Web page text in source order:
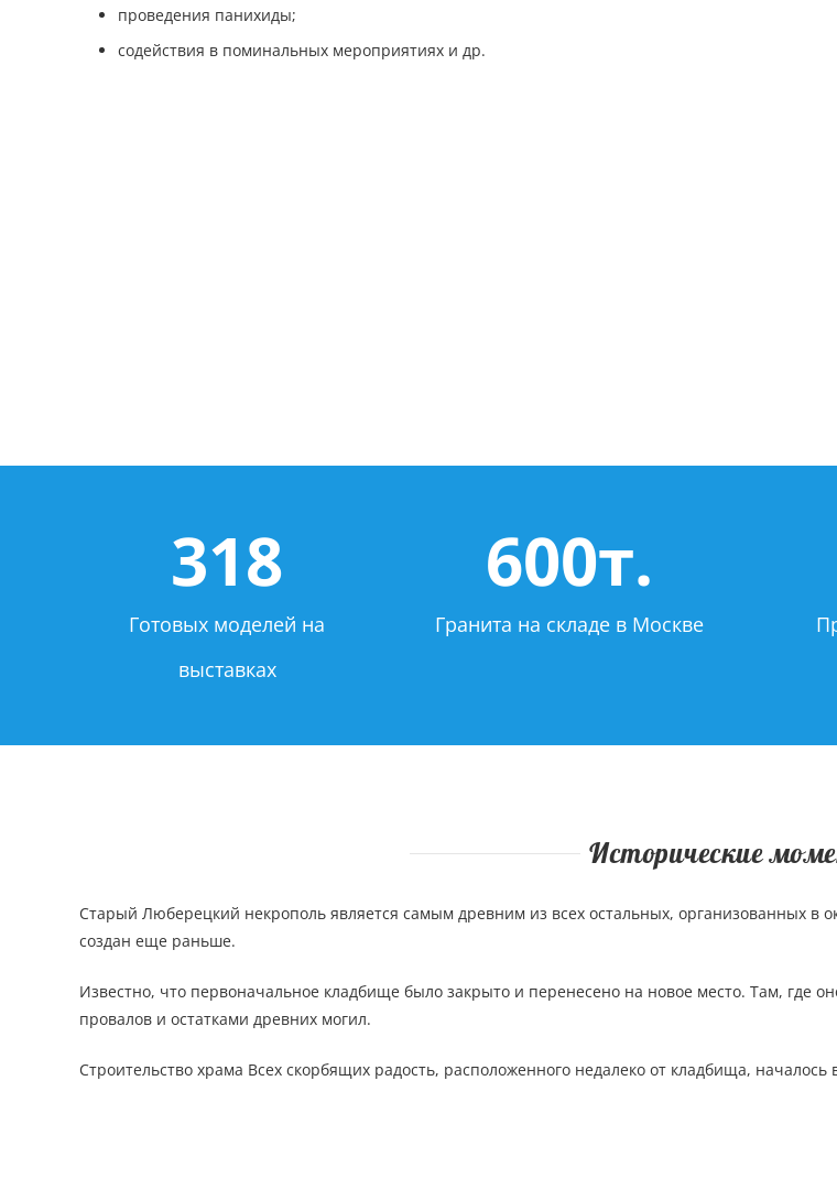
проведения панихиды;
содействия в поминальных мероприятиях и др.
318
Готовых моделей на
выставках
600т.
Гранита на складе в Москве
Исторические
Старый Люберецкий некрополь является самым древним из всех остальных, организованных в
создан еще раньше.
Известно, что первоначальное кладбище было закрыто и перенесено на новое место. Там, где
провалов и остатками древних могил.
Строительство храма Всех скорбящих радость, расположенного недалеко от кладбища,